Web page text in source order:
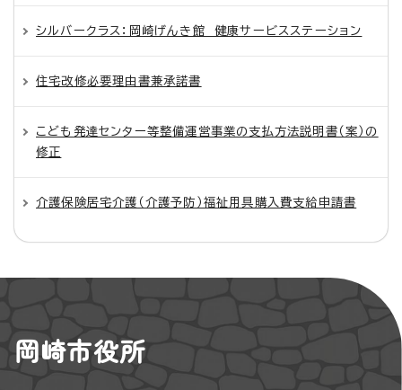
シルバークラス：岡崎げんき館 健康サービスステーション
住宅改修必要理由書兼承諾書
こども発達センター等整備運営事業の支払方法説明書（案）の
修正
介護保険居宅介護（介護予防）福祉用具購入費支給申請書
岡崎市役所